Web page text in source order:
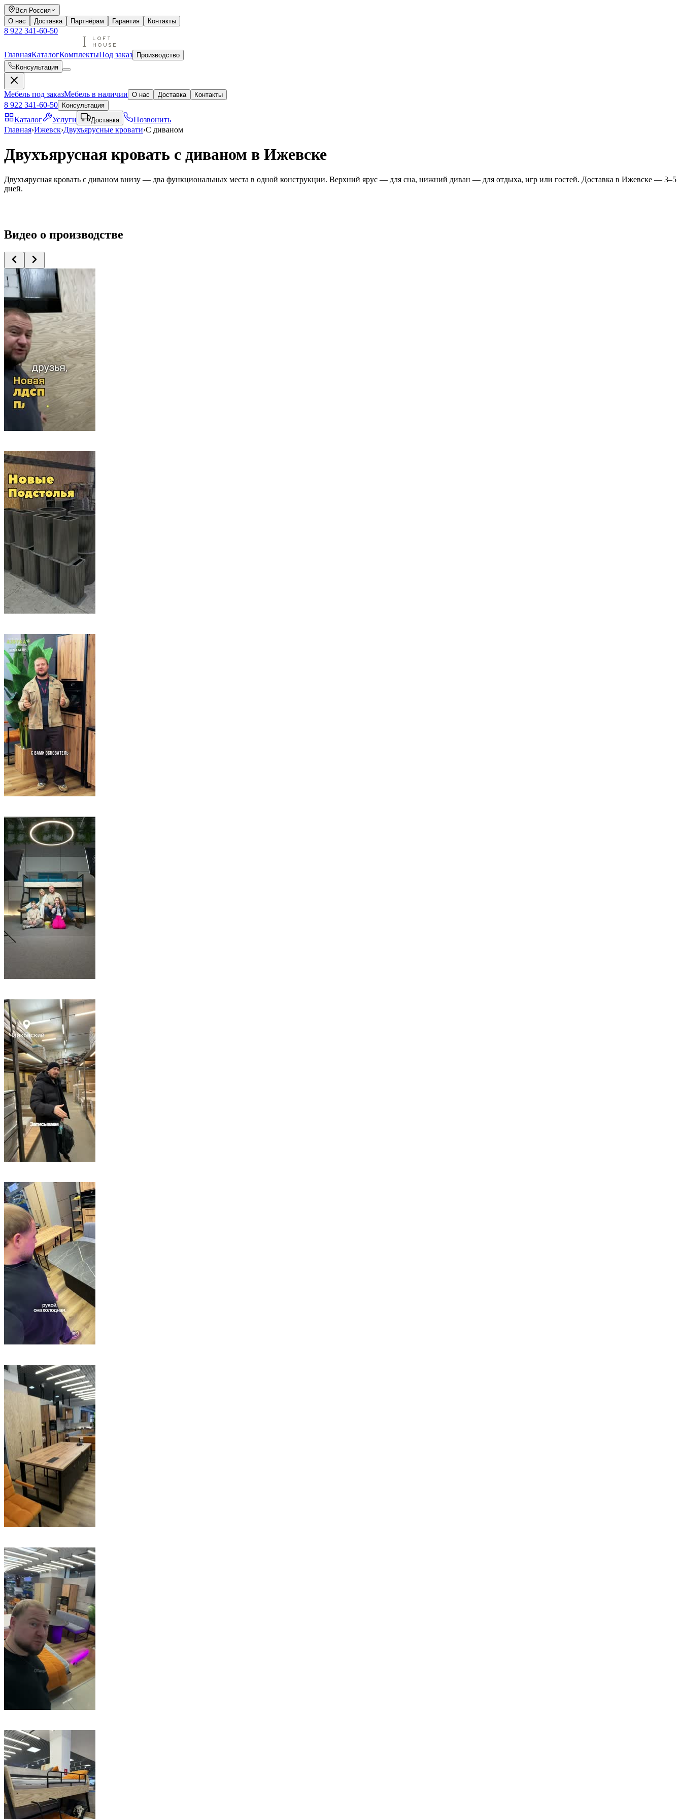
Вся Россия
О нас
Доставка Партнёрам Гарантия Контакты
8 922 341-60-50
ГлавнаяКаталогКомплектыПод заказ
Производство
Консультация
Мебель под заказМебель в наличии О нас Доставка Контакты
8 922 341-60-50 Консультация
Каталог Услуги Доставка
Позвонить
Главная›Ижевск›Двухъярусные кровати›С диваном
Двухъярусная кровать с диваном в Ижевске
Двухъярусная кровать с диваном внизу — два функциональных места в одной конструкции. Верхний ярус — для сна, нижний диван — для отдыха, игр или гостей. Доставка в Ижевске — 3–5
дней.
Видео о производстве